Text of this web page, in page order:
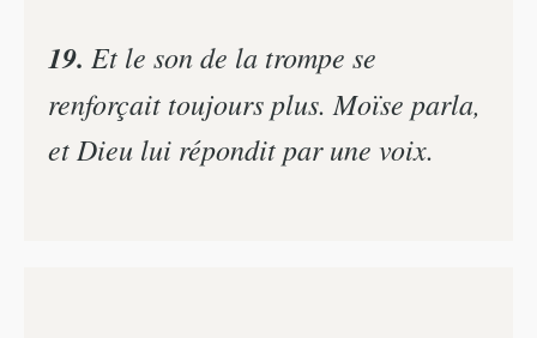
19. Et le son de la trompe se
renforçait toujours plus. Moïse parla,
et Dieu lui répondit par une voix.